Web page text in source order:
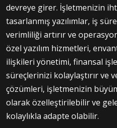
devreye girer. İşletmenizin
tasarlanmış yazılımlar, iş
verimliliği artırır ve
özel yazılım hizmetleri,
ilişkileri yönetimi, finansal
süreçlerinizi kolaylaştırır ve
çözümleri, işletmenizin
olarak özelleştirilebilir ve
kolaylıkla adapte olabilir.